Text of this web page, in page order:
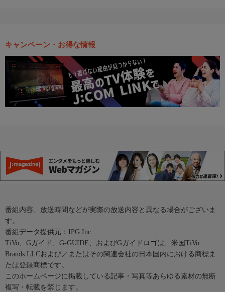
キャンペーン・お得な情報
番組内容、放送時間などが実際の放送内容と異なる場合がございま
す。
番組データ提供元：IPG Inc.
TiVo、Gガイド、G-GUIDE、およびGガイドロゴは、米国TiVo
Brands LLCおよび／またはその関連会社の日本国内における商標ま
たは登録商標です。
このホームページに掲載している記事・写真等あらゆる素材の無断
複写・転載を禁じます。